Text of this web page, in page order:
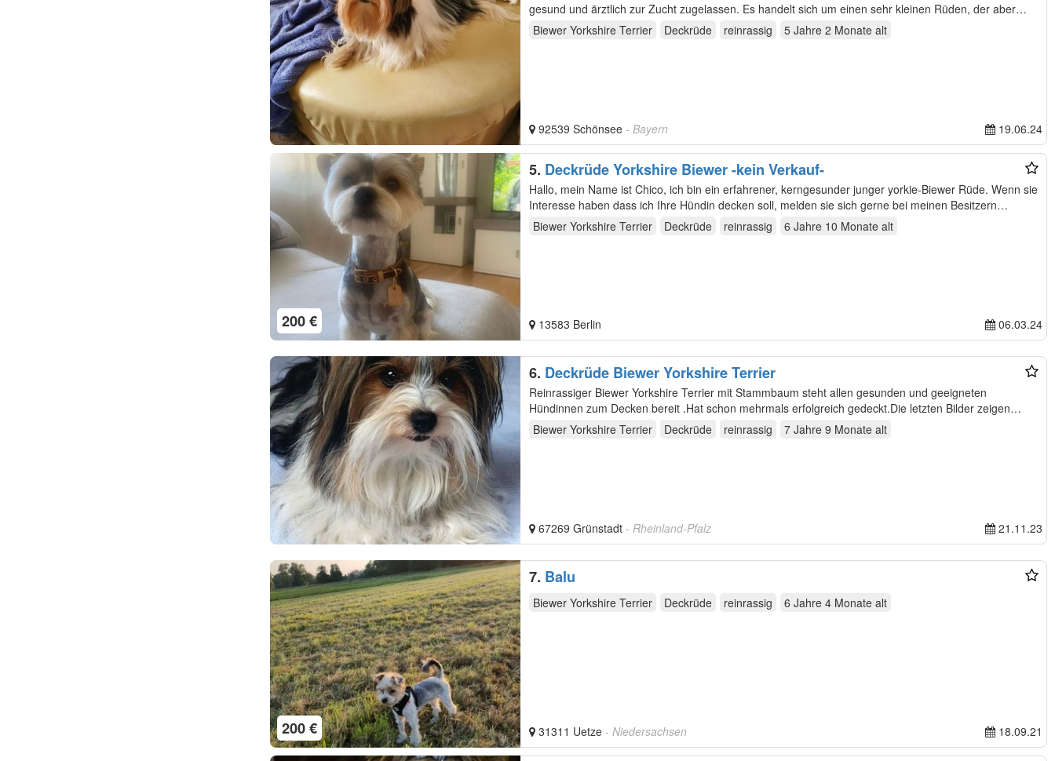
gesund und ärztlich zur Zucht zugelassen. Es handelt sich um einen sehr kleinen Rüden, der aber…
Biewer Yorkshire Terrier
Deckrüde reinrassig 5 Jahre 2 Monate alt
92539 Schönsee - Bayern 19.06.24
5. Deckrüde Yorkshire Biewer -kein Verkauf-
200 €
Hallo, mein Name ist Chico, ich bin ein erfahrener, kerngesunder junger yorkie-Biewer Rüde. Wenn sie
Interesse haben dass ich Ihre Hündin decken soll, melden sie sich gerne bei meinen Besitzern…
Biewer Yorkshire Terrier
Deckrüde reinrassig 6 Jahre 10 Monate alt
13583 Berlin 06.03.24
6. Deckrüde Biewer Yorkshire Terrier
Reinrassiger Biewer Yorkshire Terrier mit Stammbaum steht allen gesunden und geeigneten
Hündinnen zum Decken bereit .Hat schon mehrmals erfolgreich gedeckt.Die letzten Bilder zeigen
einige Beispiele…
Biewer Yorkshire Terrier Deckrüde reinrassig 7 Jahre 9 Monate alt
67269 Grünstadt - Rheinland-Pfalz 21.11.23
7. Balu
200 €
Biewer Yorkshire Terrier Deckrüde reinrassig 6 Jahre 4 Monate alt
31311 Uetze - Niedersachsen 18.09.21